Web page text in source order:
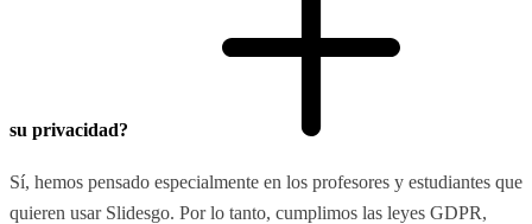
su privacidad?
Sí, hemos pensado especialmente en los profesores y estudiantes que
quieren usar Slidesgo. Por lo tanto, cumplimos las leyes GDPR,